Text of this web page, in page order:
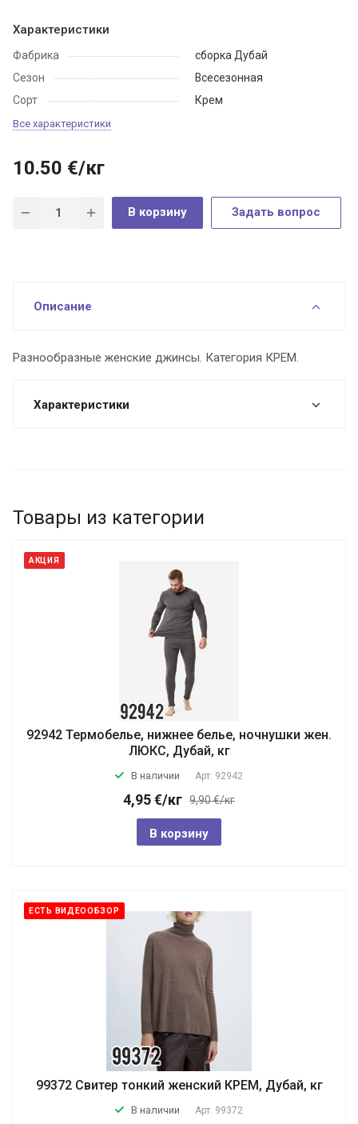
Характеристики
Фабрика
сборка Дубай
Сезон
Всесезонная
Сорт
Крем
Все характеристики
10.50 €/кг
В корзину Задать вопрос
Описание
Разнообразные женские джинсы. Категория КРЕМ.
Характеристики
Товары из категории
АКЦИЯ
92942 Термобелье, нижнее белье, ночнушки жен.
ЛЮКС, Дубай, кг
В наличии Арт. 92942
4,95€/кг 9,90 €/кг
В корзину
ЕСТЬ ВИДЕООБЗОР
99372 Свитер тонкий женский КРЕМ, Дубай, кг
В наличии Арт. 99372